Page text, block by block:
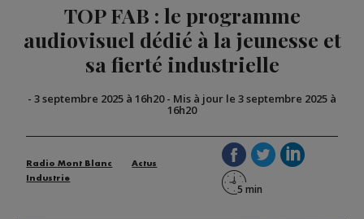
TOP FAB : le programme
audiovisuel dédié à la jeunesse et
sa fierté industrielle
- 3 septembre 2025 à 16h20- Mis à jour le 3 septembre 2025 à
16h20
Radio Mont Blanc
Actus
Industrie